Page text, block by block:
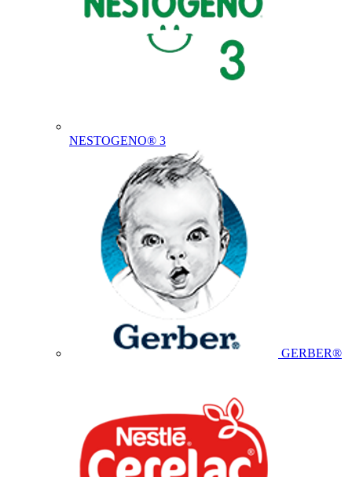
NESTOGENO® 3
GERBER®